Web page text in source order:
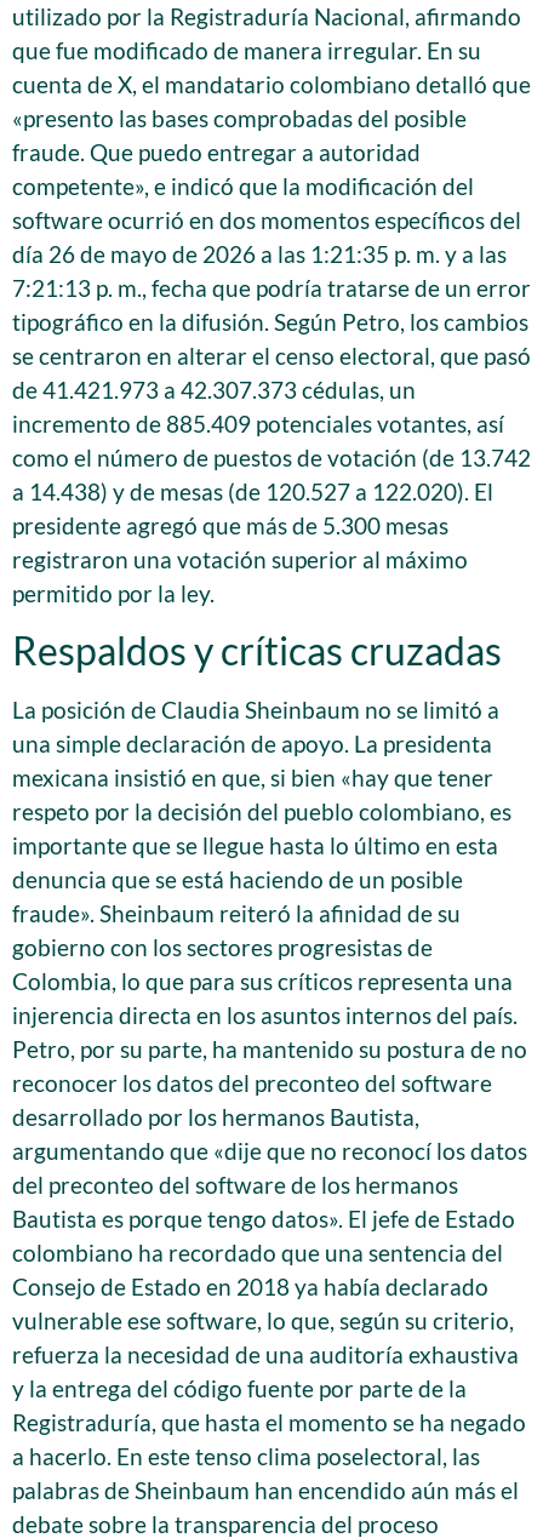
utilizado por la Registraduría Nacional, afirmando
que fue modificado de manera irregular. En su
cuenta de X, el mandatario colombiano detalló que
«presento las bases comprobadas del posible
fraude. Que puedo entregar a autoridad
competente», e indicó que la modificación del
software ocurrió en dos momentos específicos del
día 26 de mayo de 2026 a las 1:21:35 p. m. y a las
7:21:13 p. m., fecha que podría tratarse de un error
tipográfico en la difusión. Según Petro, los cambios
se centraron en alterar el censo electoral, que pasó
de 41.421.973 a 42.307.373 cédulas, un
incremento de 885.409 potenciales votantes, así
como el número de puestos de votación (de 13.742
a 14.438) y de mesas (de 120.527 a 122.020). El
presidente agregó que más de 5.300 mesas
registraron una votación superior al máximo
permitido por la ley.
Respaldos y críticas cruzadas
La posición de Claudia Sheinbaum no se limitó a
una simple declaración de apoyo. La presidenta
mexicana insistió en que, si bien «hay que tener
respeto por la decisión del pueblo colombiano, es
importante que se llegue hasta lo último en esta
denuncia que se está haciendo de un posible
fraude». Sheinbaum reiteró la afinidad de su
gobierno con los sectores progresistas de
Colombia, lo que para sus críticos representa una
injerencia directa en los asuntos internos del país.
Petro, por su parte, ha mantenido su postura de no
reconocer los datos del preconteo del software
desarrollado por los hermanos Bautista,
argumentando que «dije que no reconocí los datos
del preconteo del software de los hermanos
Bautista es porque tengo datos». El jefe de Estado
colombiano ha recordado que una sentencia del
Consejo de Estado en 2018 ya había declarado
vulnerable ese software, lo que, según su criterio,
refuerza la necesidad de una auditoría exhaustiva
y la entrega del código fuente por parte de la
Registraduría, que hasta el momento se ha negado
a hacerlo. En este tenso clima poselectoral, las
palabras de Sheinbaum han encendido aún más el
debate sobre la transparencia del proceso